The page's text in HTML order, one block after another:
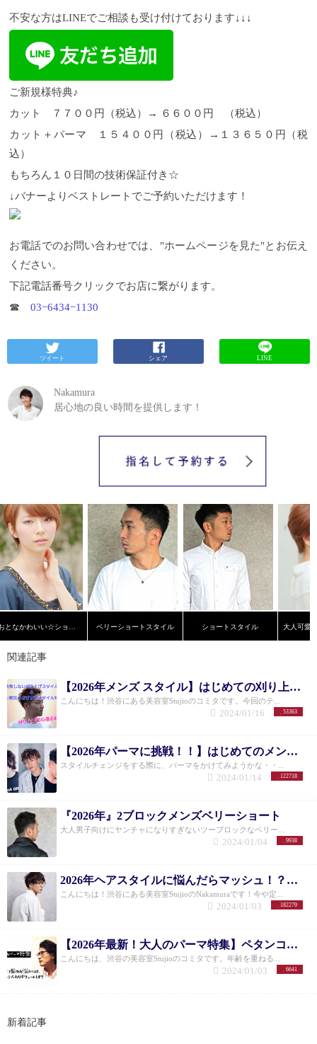
不安な方はLINEでご相談も受け付けております↓↓↓
ご新規様特典♪
カット ７７００円（税込）→ ６６００円 （税込）
カット＋パーマ １５４００円（税込）→１３６５０円（税
込）
もちろん１０日間の技術保証付き☆
↓バナーよりベストレートでご予約いただけます！
お電話でのお問い合わせでは、"ホームページを見た"とお伝え
ください。
下記電話番号クリックでお店に繋がります。
☎︎ 03−6434−1130
ツイート シェア LINE
Nakamura
居心地の良い時間を提供します！
おとなかわいい☆ショートスタイル ベリーショートスタイル ショートスタイル
関連記事
【2026年メンズ スタイル】はじめての刈り上げスタイル&ミリ数別のおすすめスタイル
こんにちは！渋谷にある美容室Stujioのコミタです。今回のテ...
53363
2024/01/16
【2026年パーマに挑戦！！】はじめてのメンズパーマの失敗しない方法&目的別おすすめパーマスタイル15選
スタイルチェンジをする際に、パーマをかけてみようかな・・...
122718
2024/01/14
『2026年』2ブロックメンズベリーショート
大人男子向けにヤンチャになりすぎないツーブロックなベリー...
9938
2024/01/04
2026年ヘアスタイルに悩んだらマッシュ！？メンズのお悩み解決できる11選！
こんにちは！渋谷にある美容室StujioのNakamuraです！今や定...
182279
2024/01/03
【2026年最新！大人のパーマ特集】ペタンコ髪のお悩みには、パーマでトップにふんわりボリュームUP！！
こんにちは、渋谷の美容室Stujioのコミタです。年齢を重ねる...
6641
2024/01/03
新着記事